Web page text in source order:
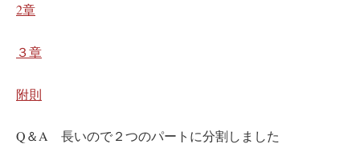
2章
３章
附則
Q＆A 長いので２つのパートに分割しました